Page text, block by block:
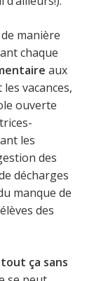
manière
chaque
aux
vacances,
ouverte
les
des
décharges
manque de
des
ça sans